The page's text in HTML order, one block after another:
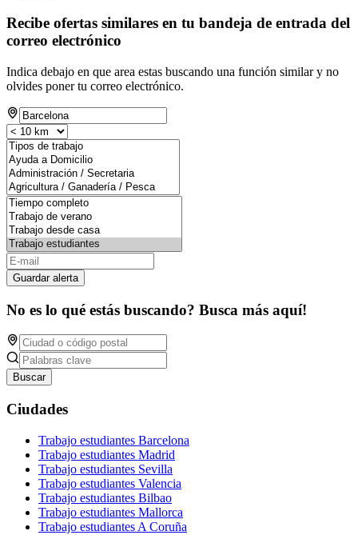
Recibe ofertas similares en tu bandeja de entrada del
correo electrónico
Indica debajo en que area estas buscando una función similar y no
olvides poner tu correo electrónico.
Guardar alerta
No es lo qué estás buscando? Busca más aquí!
Buscar
Ciudades
Trabajo estudiantes Barcelona
Trabajo estudiantes Madrid
Trabajo estudiantes Sevilla
Trabajo estudiantes Valencia
Trabajo estudiantes Bilbao
Trabajo estudiantes Mallorca
Trabajo estudiantes A Coruña